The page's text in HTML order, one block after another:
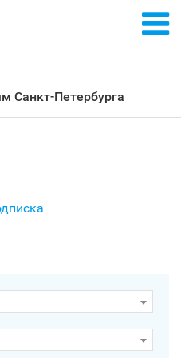
Санкт‑Петербурга